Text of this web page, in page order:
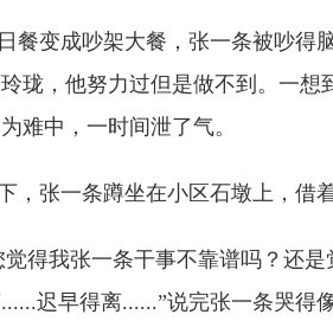
餐变成吵架大餐，张一条被吵得
珑，他努力过但是做不到。一
难中，一时间泄了气。
，张一条蹲坐在小区石墩上，借
觉得我张一条干事不靠谱吗？还
迟早得离......”说完张一条哭得